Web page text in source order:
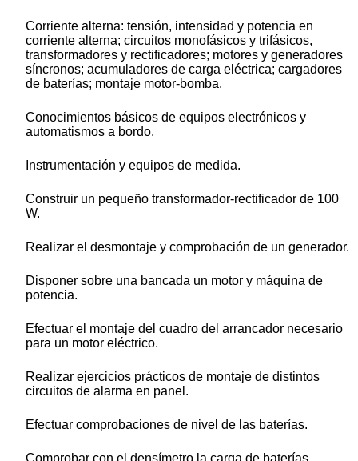
Corriente alterna: tensión, intensidad y potencia en
corriente alterna; circuitos monofásicos y trifásicos,
transformadores y rectificadores; motores y generadores
síncronos; acumuladores de carga eléctrica; cargadores
de baterías; montaje motor-bomba.
Conocimientos básicos de equipos electrónicos y
automatismos a bordo.
Instrumentación y equipos de medida.
Construir un pequeño transformador-rectificador de 100
W.
Realizar el desmontaje y comprobación de un generador.
Disponer sobre una bancada un motor y máquina de
potencia.
Efectuar el montaje del cuadro del arrancador necesario
para un motor eléctrico.
Realizar ejercicios prácticos de montaje de distintos
circuitos de alarma en panel.
Efectuar comprobaciones de nivel de las baterías.